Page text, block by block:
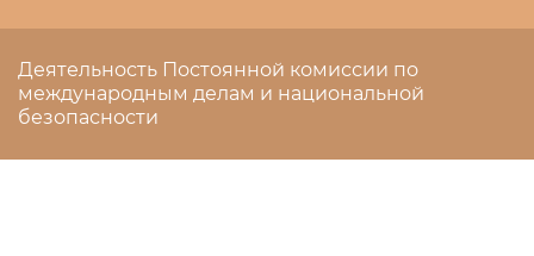
Деятельность Постоянной комиссии по
международным делам и национальной
безопасности